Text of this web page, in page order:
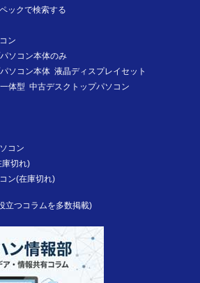
ックで検索する
ン
ソコン本体のみ
ソコン本体 液晶ディスプレイセット
体型 中古デスクトップパソコン
コン
庫切れ)
ン(在庫切れ)
立つコラムを多数掲載)